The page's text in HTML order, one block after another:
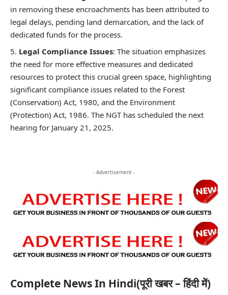
in removing these encroachments has been attributed to
legal delays, pending land demarcation, and the lack of
dedicated funds for the process.
Legal Compliance Issues: The situation emphasizes
the need for more effective measures and dedicated
resources to protect this crucial green space, highlighting
significant compliance issues related to the Forest
(Conservation) Act, 1980, and the Environment
(Protection) Act, 1986. The NGT has scheduled the next
hearing for January 21, 2025.
- Advertisement -
Complete News In Hindi(पूरी खबर – हिंदी में)